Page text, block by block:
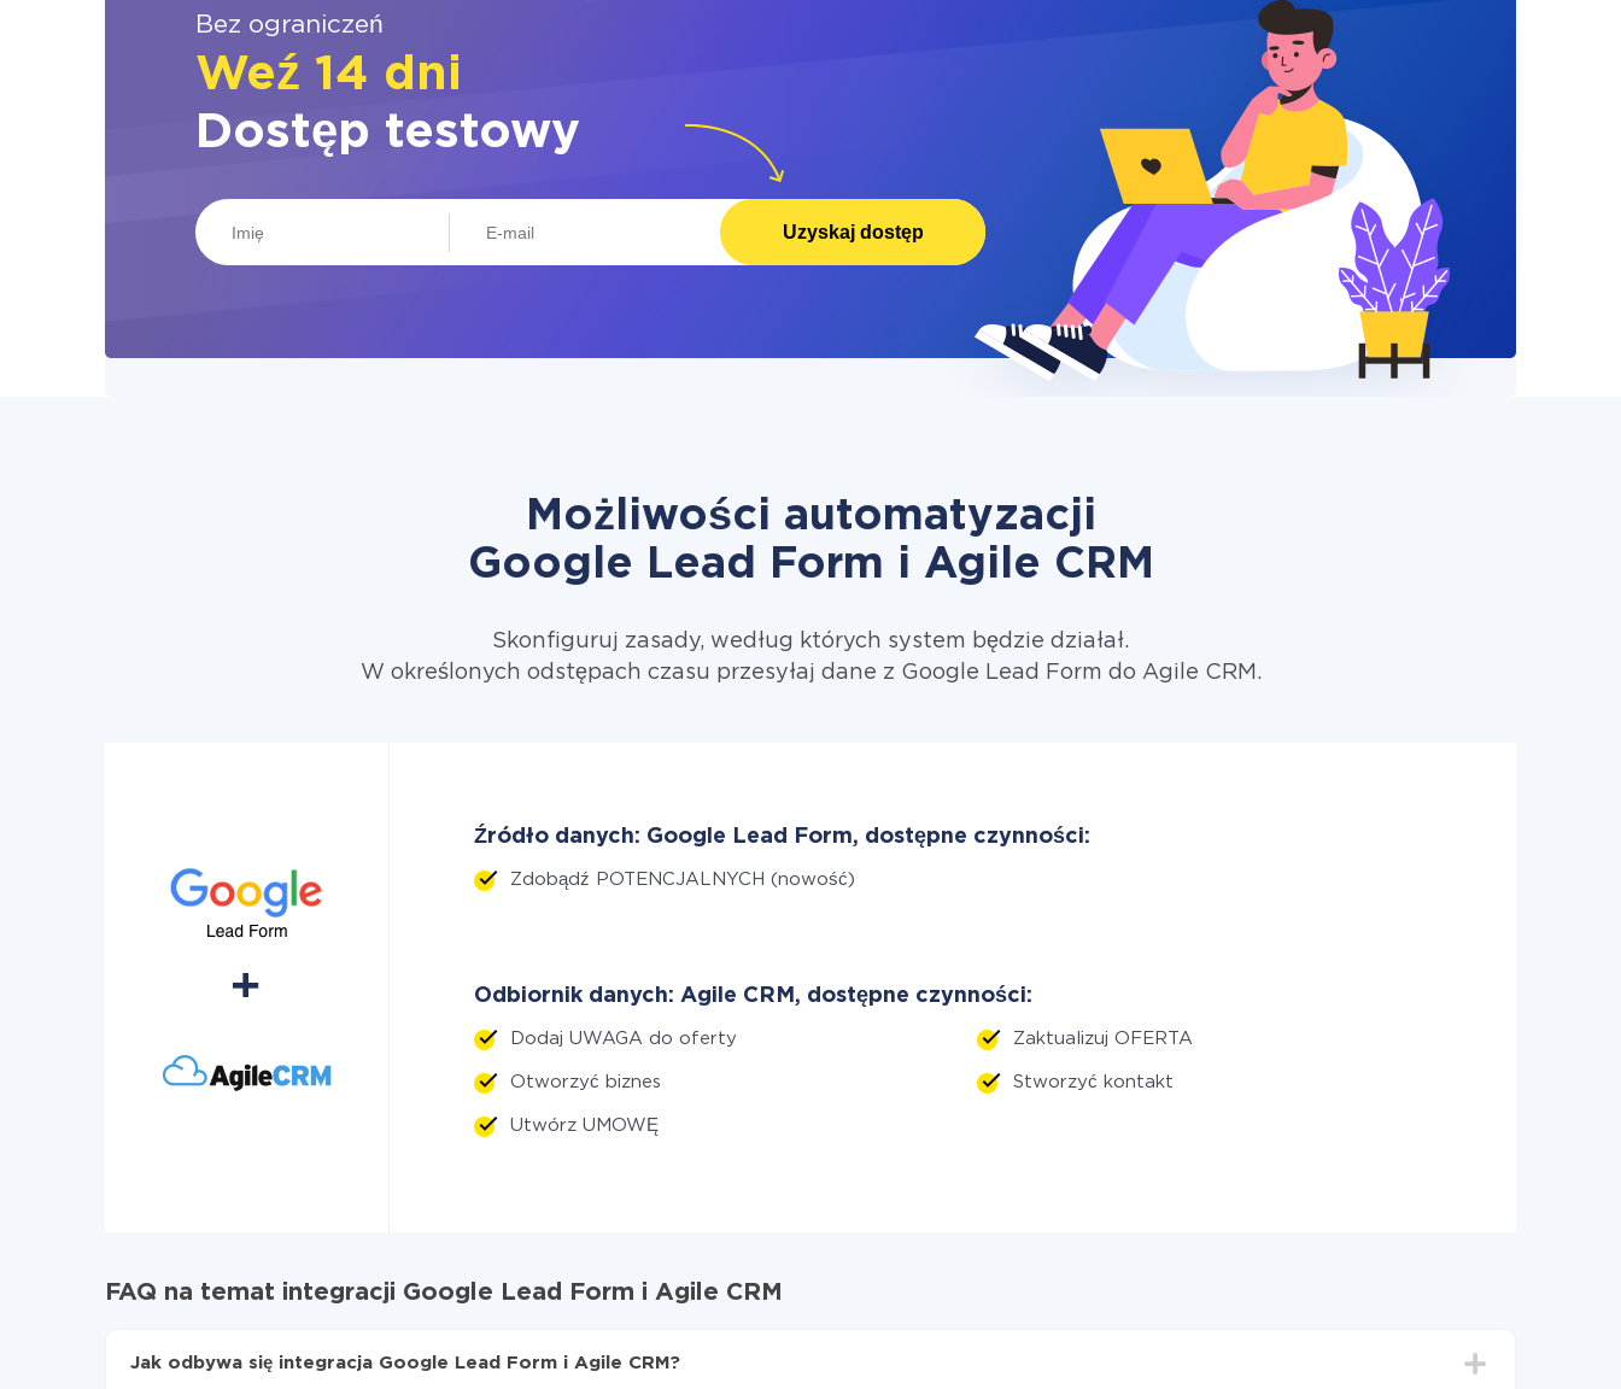
Bez ograniczeń
Weź 14 dni
Dostęp testowy
Uzyskaj dostęp
Możliwości automatyzacji
Google Lead Form i Agile CRM
Skonfiguruj zasady, według których system będzie działał.
W określonych odstępach czasu przesyłaj dane z Google Lead Form do Agile CRM.
Źródło danych: Google Lead Form, dostępne czynności:
Zdobądź POTENCJALNYCH (nowość)
Odbiornik danych: Agile CRM, dostępne czynności:
Dodaj UWAGA do oferty Zaktualizuj OFERTA
Otworzyć biznes Stworzyć kontakt
Utwórz UMOWĘ
FAQ na temat integracji Google Lead Form i Agile CRM
Jak odbywa się integracja Google Lead Form i Agile CRM?